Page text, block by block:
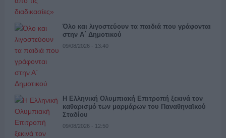
Όλο και λιγοστεύουν τα παιδιά που γράφονται
στην Α΄ Δημοτικού
09/08/2026 - 13:40
Η Ελληνική Ολυμπιακή Επιτροπή ξεκινά τον
καθαρισμό των μαρμάρων του Παναθηναϊκού
Σταδίου
09/08/2026 - 12:50